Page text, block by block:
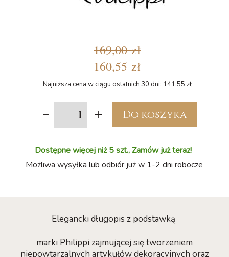
169,00 zł
160,55 zł
Najniższa cena w ciągu ostatnich 30 dni: 141,55 zł
- + Do koszyka
Dostępne więcej niż 5 szt., Zamów już teraz!
Możliwa wysyłka lub odbiór już w 1-2 dni robocze
Elegancki długopis z podstawką
marki Philippi zajmującej się tworzeniem
niepowtarzalnych artykułów dekoracyjnych oraz